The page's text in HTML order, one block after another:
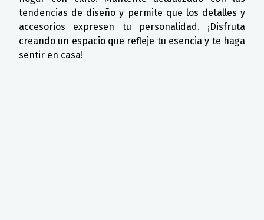
tendencias de diseño y permite que los detalles y
accesorios expresen tu personalidad. ¡Disfruta
creando un espacio que refleje tu esencia y te haga
sentir en casa!